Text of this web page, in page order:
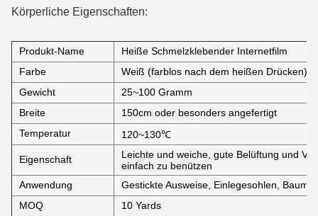
Körperliche Eigenschaften:
Produkt-Name
Heiße Schmelzklebender Internetfilm
Farbe
Weiß (farblos nach dem heißen Drücken)
Gewicht
25~100 Gramm
Breite
150cm oder besonders angefertigt
Temperatur
120~130℃
Eigenschaft
Leichte und weiche, gute Belüftung und
einfach zu benützen
Anwendung
Gestickte Ausweise, Einlegesohlen,
MOQ
10 Yards